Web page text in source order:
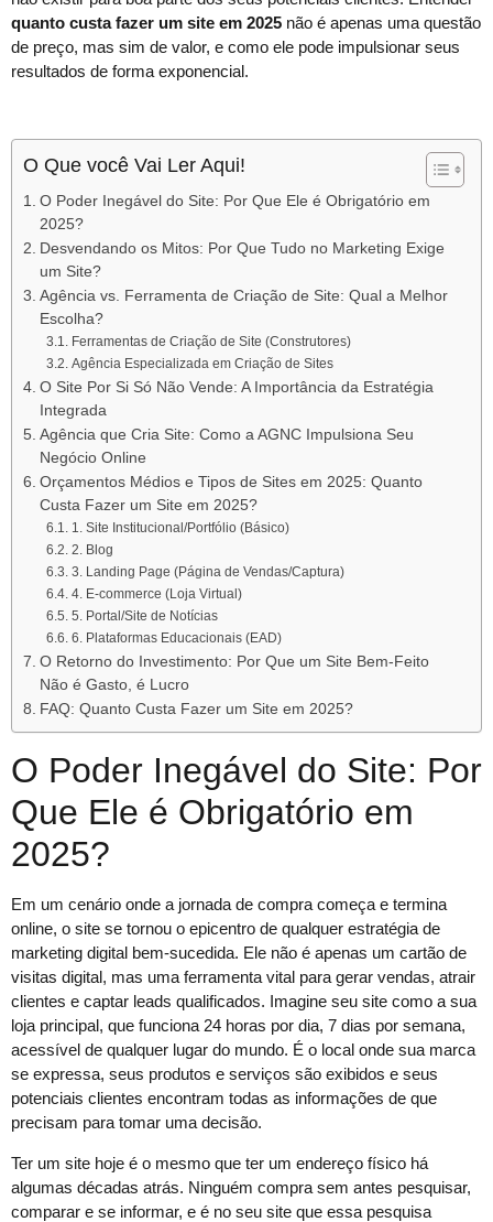
quanto custa fazer um site em 2025 não é apenas uma questão
de preço, mas sim de valor, e como ele pode impulsionar seus
resultados de forma exponencial.
O Que você Vai Ler Aqui!
O Poder Inegável do Site: Por Que Ele é Obrigatório em
2025?
Desvendando os Mitos: Por Que Tudo no Marketing Exige
um Site?
Agência vs. Ferramenta de Criação de Site: Qual a Melhor
Escolha?
Ferramentas de Criação de Site (Construtores)
Agência Especializada em Criação de Sites
O Site Por Si Só Não Vende: A Importância da Estratégia
Integrada
Agência que Cria Site: Como a AGNC Impulsiona Seu
Negócio Online
Orçamentos Médios e Tipos de Sites em 2025: Quanto
Custa Fazer um Site em 2025?
1. Site Institucional/Portfólio (Básico)
2. Blog
3. Landing Page (Página de Vendas/Captura)
4. E-commerce (Loja Virtual)
5. Portal/Site de Notícias
6. Plataformas Educacionais (EAD)
O Retorno do Investimento: Por Que um Site Bem-Feito
Não é Gasto, é Lucro
FAQ: Quanto Custa Fazer um Site em 2025?
O Poder Inegável do Site: Por
Que Ele é Obrigatório em
2025?
Em um cenário onde a jornada de compra começa e termina
online, o site se tornou o epicentro de qualquer estratégia de
marketing digital bem-sucedida. Ele não é apenas um cartão de
visitas digital, mas uma ferramenta vital para gerar vendas, atrair
clientes e captar leads qualificados. Imagine seu site como a sua
loja principal, que funciona 24 horas por dia, 7 dias por semana,
acessível de qualquer lugar do mundo. É o local onde sua marca
se expressa, seus produtos e serviços são exibidos e seus
potenciais clientes encontram todas as informações de que
precisam para tomar uma decisão.
Ter um site hoje é o mesmo que ter um endereço físico há
algumas décadas atrás. Ninguém compra sem antes pesquisar,
comparar e se informar, e é no seu site que essa pesquisa